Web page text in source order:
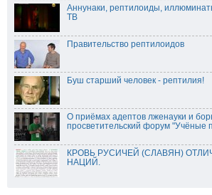
Аннунаки, рептилоиды,
TB
Правительство рептилоидов
Буш старший человек - рептилия!
О приёмах адептов лженауки и
просветительский форум "Учёные
КРОВЬ РУСИЧЕЙ (СЛАВЯН)
НАЦИЙ.